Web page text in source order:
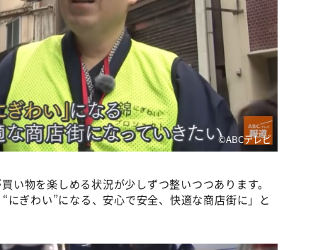
©ABCテレビ
い物を楽しめる状況が少しずつ整いつつあります。
にぎわい”になる、安心で安全、快適な商店街に」と